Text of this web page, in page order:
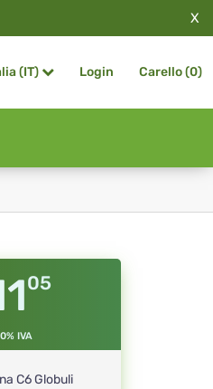
X
(IT) Login Carello (0)
05
IVA
C6 Globuli